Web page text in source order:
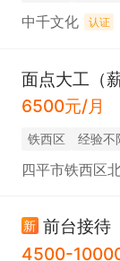
中千文化 认证
面点大工（
6500元/月
铁西区 经验不
四平市铁西区
新 前台接待
4500-